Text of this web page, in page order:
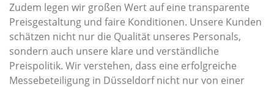
Zudem legen wir großen Wert auf eine transparente
Preisgestaltung und faire Konditionen. Unsere Kunden
schätzen nicht nur die Qualität unseres Personals,
sondern auch unsere klare und verständliche
Preispolitik. Wir verstehen, dass eine erfolgreiche
Messebeteiligung in Düsseldorf nicht nur von einer